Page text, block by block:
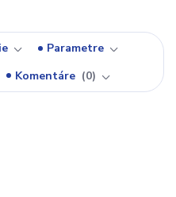
Parametre
Komentáre 0